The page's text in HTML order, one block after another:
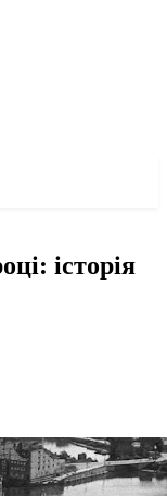
історія